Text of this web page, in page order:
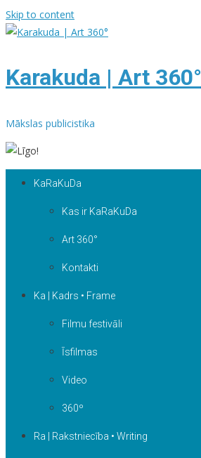
Skip to content
Karakuda | Art 360°
Mākslas publicistika
KaRaKuDa
Kas ir KaRaKuDa
Art 360°
Kontakti
Ka | Kadrs • Frame
Filmu festivāli
Īsfilmas
Video
360º
Ra | Rakstniecība • Writing